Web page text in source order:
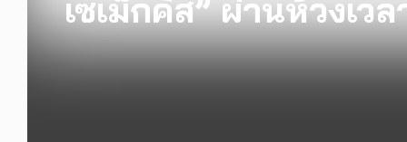
เซเม็กคิส” ผ่านห้วงเ